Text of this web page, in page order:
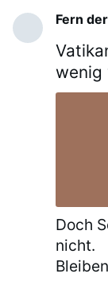
Fern
wenig
Doch
nicht.